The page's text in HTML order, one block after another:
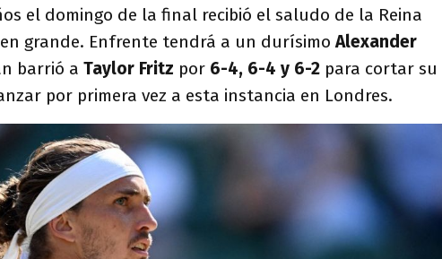
el domingo de la final recibió el saludo de la Reina
grande. Enfrente tendrá a un durísimoAlexander
barrió a Taylor Fritz por 6-4, 6-4 y 6-2 para cortar su
por primera vez a esta instancia en Londres.